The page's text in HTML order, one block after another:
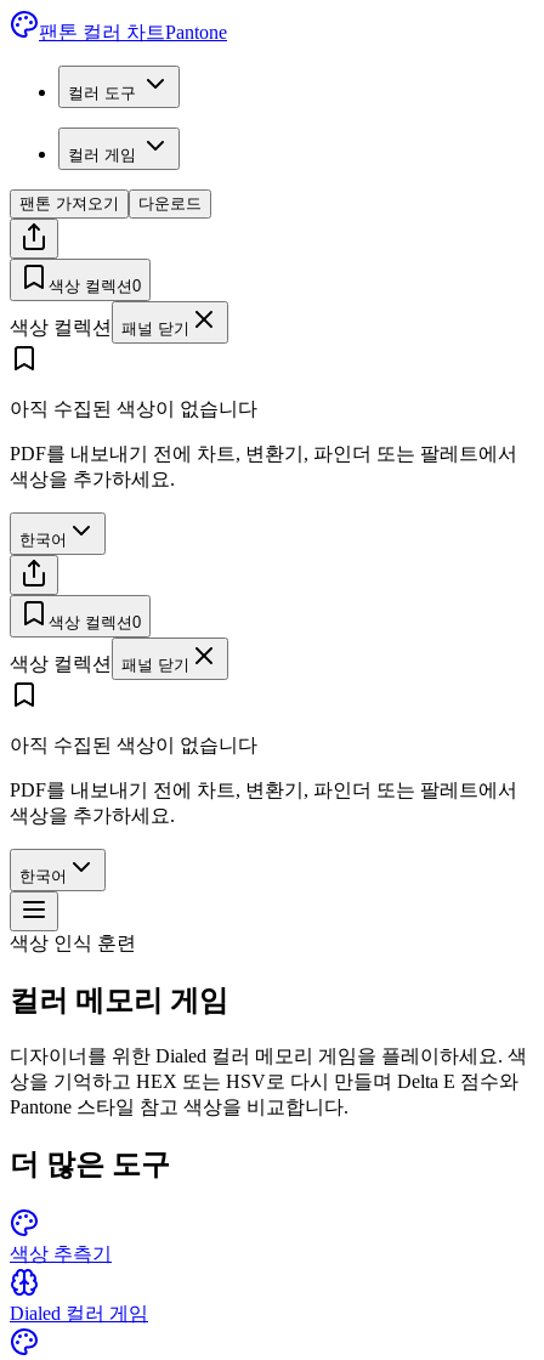
팬톤 컬러 차트Pantone
컬러 도구
컬러 게임
팬톤 가져오기 다운로드
색상 컬렉션0
색상 컬렉션 패널 닫기
아직 수집된 색상이 없습니다
PDF를 내보내기 전에 차트, 변환기, 파인더 또는 팔레트에서
색상을 추가하세요.
한국어
색상 컬렉션0
색상 컬렉션 패널 닫기
아직 수집된 색상이 없습니다
PDF를 내보내기 전에 차트, 변환기, 파인더 또는 팔레트에서
색상을 추가하세요.
한국어
색상 인식 훈련
컬러 메모리 게임
디자이너를 위한 Dialed 컬러 메모리 게임을 플레이하세요. 색
상을 기억하고 HEX 또는 HSV로 다시 만들며 Delta E 점수와
Pantone 스타일 참고 색상을 비교합니다.
더 많은 도구
색상 추측기
Dialed 컬러 게임